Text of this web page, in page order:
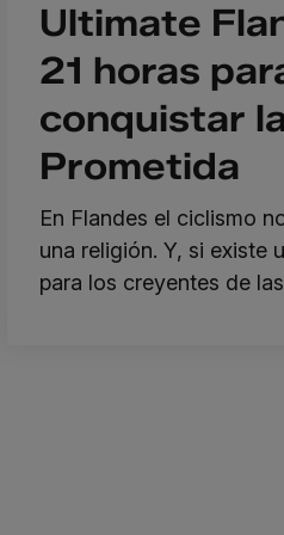
Ultimate
21 horas
conquistar
Prometida
En Flandes el ciclismo
una religión. Y, si existe
para los creyentes de